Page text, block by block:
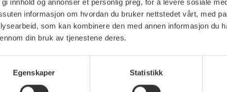
innhold og annonser et personlig preg, for å levere sosiale
informasjon om hvordan du bruker nettstedet vårt, med
som kan kombinere den med annen informasjon du
din bruk av tjenestene deres.
Egenskaper Statistikk